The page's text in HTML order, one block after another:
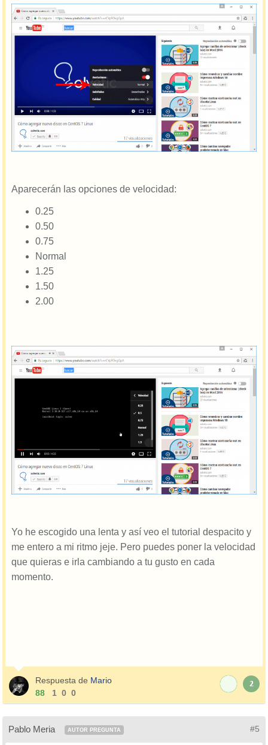
Aparecerán las opciones de velocidad:
0.25
0.50
0.75
Normal
1.25
1.50
2.00
Yo he escogido una lenta y así veo el tutorial despacito y
me entero a mi ritmo jeje. Pero puedes poner la velocidad
que quieras e irla cambiando a tu gusto en cada
momento.
Respuesta de Mario
88
1 0 0
2
Pablo Meria AUTOR PREGUNTA #5